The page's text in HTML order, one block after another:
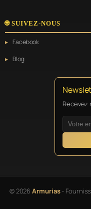
🌐 SUIVEZ-NOUS
Facebook
Blog
© 2026Armurias-